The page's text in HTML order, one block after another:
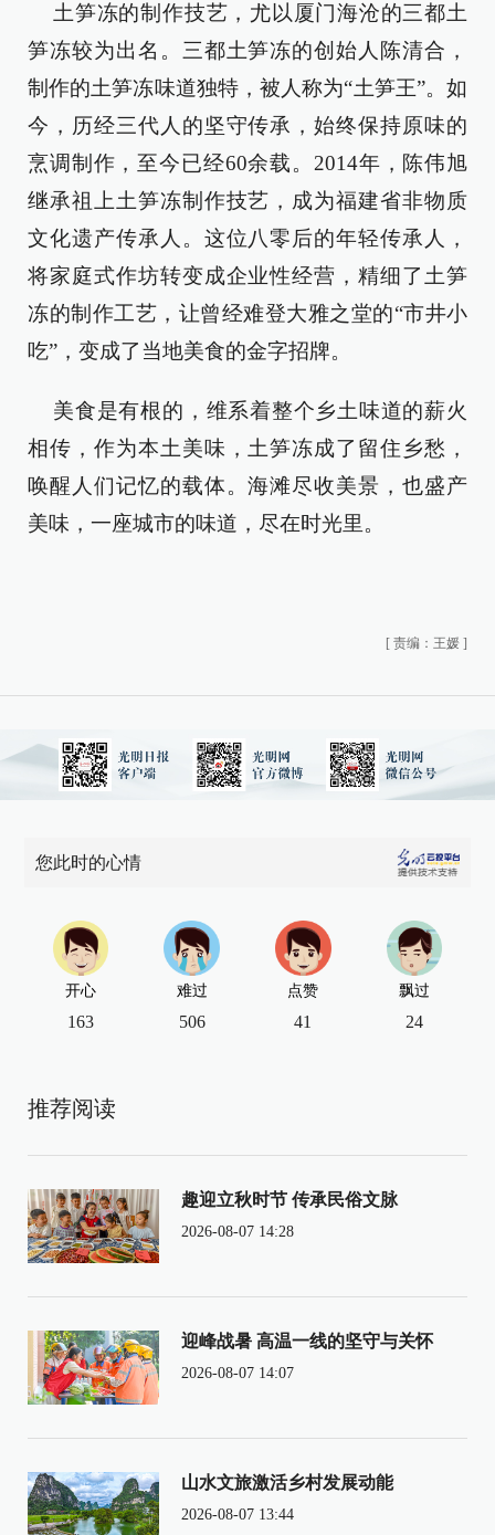
土笋冻的制作技艺，尤以厦门海沧的三都土
笋冻较为出名。三都土笋冻的创始人陈清合，
制作的土笋冻味道独特，被人称为“土笋王”。如
今，历经三代人的坚守传承，始终保持原味的
烹调制作，至今已经60余载。2014年，陈伟旭
继承祖上土笋冻制作技艺，成为福建省非物质
文化遗产传承人。这位八零后的年轻传承人，
将家庭式作坊转变成企业性经营，精细了土笋
冻的制作工艺，让曾经难登大雅之堂的“市井小
吃”，变成了当地美食的金字招牌。
美食是有根的，维系着整个乡土味道的薪火
相传，作为本土美味，土笋冻成了留住乡愁，
唤醒人们记忆的载体。海滩尽收美景，也盛产
美味，一座城市的味道，尽在时光里。
[ 责编：王媛 ]
您此时的心情
开心
163
难过
506
点赞
41
飘过
24
推荐阅读
趣迎立秋时节 传承民俗文脉
2026-08-07 14:28
迎峰战暑 高温一线的坚守与关怀
2026-08-07 14:07
山水文旅激活乡村发展动能
2026-08-07 13:44